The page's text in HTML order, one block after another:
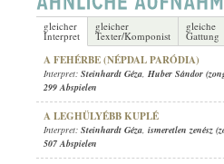
gleicher
Interpret
gleicher
Texter/Komponist
gleiche
Gattung
A FEHÉRBE (NÉPDAL PARÓDIA)
Interpret: Steinhardt Géza, Huber Sándor
299 Abspielen
A LEGHÜLYÉBB KUPLÉ
Interpret: Steinhardt Géza, ismeretlen zenész
507 Abspielen